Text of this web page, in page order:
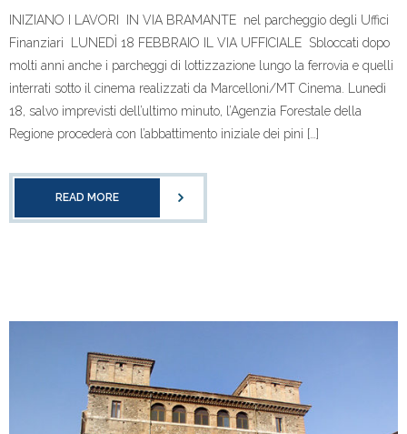
INIZIANO I LAVORI IN VIA BRAMANTE nel parcheggio degli Uffici
Finanziari LUNEDÌ 18 FEBBRAIO IL VIA UFFICIALE Sbloccati dopo
molti anni anche i parcheggi di lottizzazione lungo la ferrovia e quelli
interrati sotto il cinema realizzati da Marcelloni/MT Cinema. Lunedì
18, salvo imprevisti dell’ultimo minuto, l’Agenzia Forestale della
Regione procederà con l’abbattimento iniziale dei pini […]
READ MORE